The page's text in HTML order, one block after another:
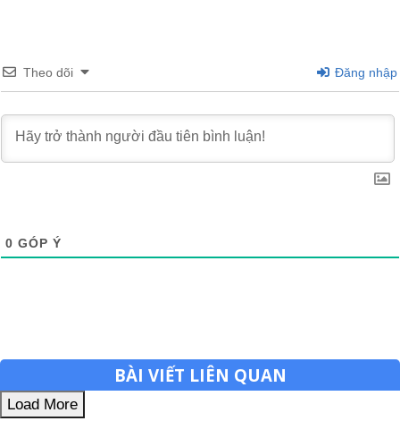
Theo dõi Đăng nhập
0 GÓP Ý
BÀI VIẾT LIÊN QUAN
Load More